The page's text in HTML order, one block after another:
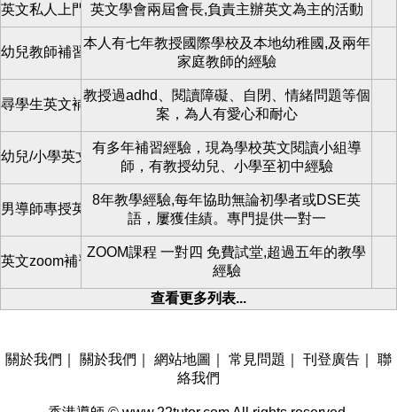
英文私人上門補習英文學會兩屆會長,負責主辦英文為主的活動
幼兒教師補習
本人有七年教授國際學校及本地幼稚國,及兩年
家庭教師的經驗
尋學生英文補習
教授過adhd、閱讀障礙、自閉、情緒問題等個
案，為人有愛心和耐心
幼兒/小學英文閱讀zoom課程
有多年補習經驗，現為學校英文閱讀小組導
師，有教授幼兒、小學至初中經驗
男導師專授英語
8年教學經驗,每年協助無論初學者或DSE英
語，屢獲佳績。專門提供一對一
英文zoom補習
ZOOM課程 一對四 免費試堂,超過五年的教學
經驗
查看更多列表...
關於我們 關於我們 網站地圖 常見問題 刊登廣告
聯
絡我們